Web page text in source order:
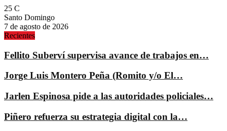
25 C
Santo Domingo
7 de agosto de 2026
Recientes
Fellito Suberví supervisa avance de trabajos en…
Jorge Luis Montero Peña (Romito y/o El…
Jarlen Espinosa pide a las autoridades policiales…
Piñero refuerza su estrategia digital con la…